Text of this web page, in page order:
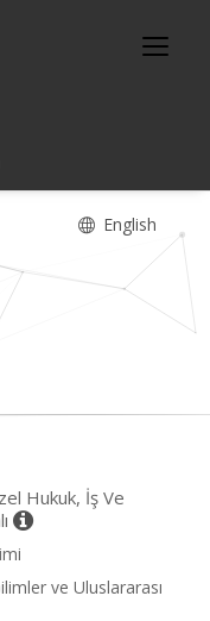
English
Hukuk, İş Ve
ve Uluslararası